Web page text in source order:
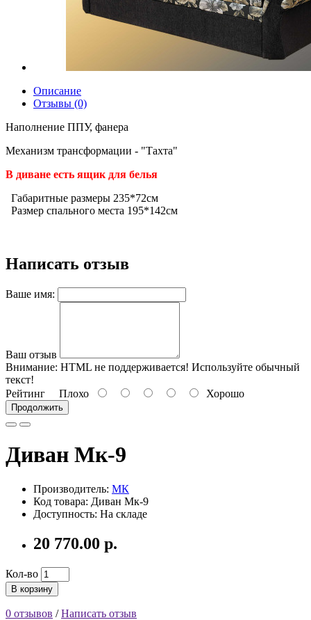
Описание
Отзывы (0)
Наполнение ППУ, фанера
Механизм трансформации - "Тахта"
В диване есть ящик для белья
Габаритные размеры 235*72см
Размер спального места 195*142см
Написать отзыв
Ваше имя:
Ваш отзыв
Внимание: HTML не поддерживается! Используйте обычный
текст!
Рейтинг Плохо Хорошо
Продолжить
Диван Мк-9
Производитель: МК
Код товара: Диван Мк-9
Доступность: На складе
20 770.00 р.
Кол-во
В корзину
0 отзывов /Написать отзыв